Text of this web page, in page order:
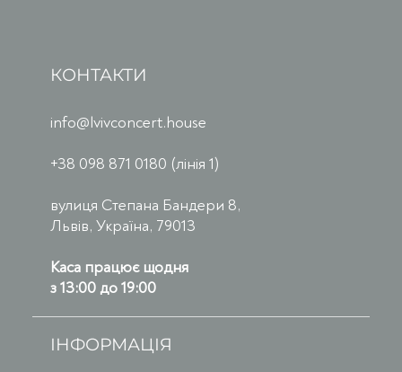
КОНТАКТИ
info@lvivconcert.house
+38 098 871 0180 (лінія 1)
вулиця Степана Бандери 8,
Львів, Україна, 79013
Каса працює щодня
з 13:00 до 19:00
ІНФОРМАЦІЯ